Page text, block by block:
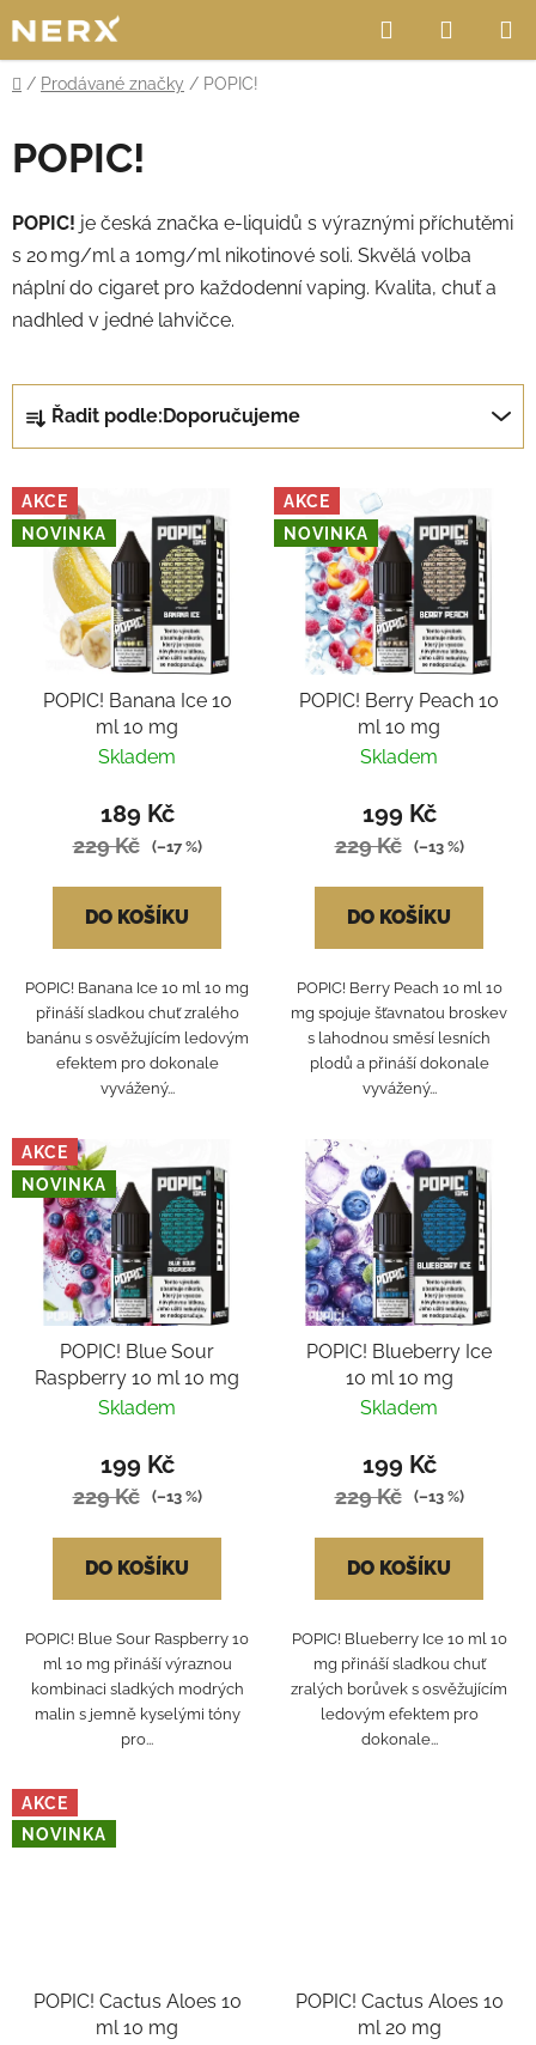
na
obsah
Hledat
KOŠÍK
Domů
/ Prodávané značky / POPIC!
POPIC!
POPIC! je česká značka e-liquidů s výraznými příchutěmi
s 20 mg/ml a 10mg/ml nikotinové soli. Skvělá volba
náplní do cigaret pro každodenní vaping. Kvalita, chuť a
nadhled v jedné lahvičce.
a
z
e
n
í
Řadit podle: Doporučujeme
V
ý
p
AKCE
NOVINKA
POPIC! Banana Ice 10
ml 10 mg
Skladem
189 Kč
229 Kč (–17 %)
DO KOŠÍKU
POPIC! Banana Ice 10 ml 10 mg
přináší sladkou chuť zralého
banánu s osvěžujícím ledovým
efektem pro dokonale
vyvážený...
AKCE
NOVINKA
POPIC! Berry Peach 10
ml 10 mg
Skladem
199 Kč
229 Kč (–13 %)
DO KOŠÍKU
POPIC! Berry Peach 10 ml 10
mg spojuje šťavnatou broskev
s lahodnou směsí lesních
plodů a přináší dokonale
vyvážený...
AKCE
NOVINKA
POPIC! Blue Sour
Raspberry 10 ml 10 mg
Skladem
199 Kč
229 Kč (–13 %)
DO KOŠÍKU
POPIC! Blue Sour Raspberry 10
ml 10 mg přináší výraznou
kombinaci sladkých modrých
malin s jemně kyselými tóny
pro...
POPIC! Blueberry Ice
10 ml 10 mg
Skladem
199 Kč
229 Kč (–13 %)
DO KOŠÍKU
POPIC! Blueberry Ice 10 ml 10
mg přináší sladkou chuť
zralých borůvek s osvěžujícím
ledovým efektem pro
dokonale...
AKCE
NOVINKA
POPIC! Cactus Aloes 10
ml 10 mg
POPIC! Cactus Aloes 10
ml 20 mg